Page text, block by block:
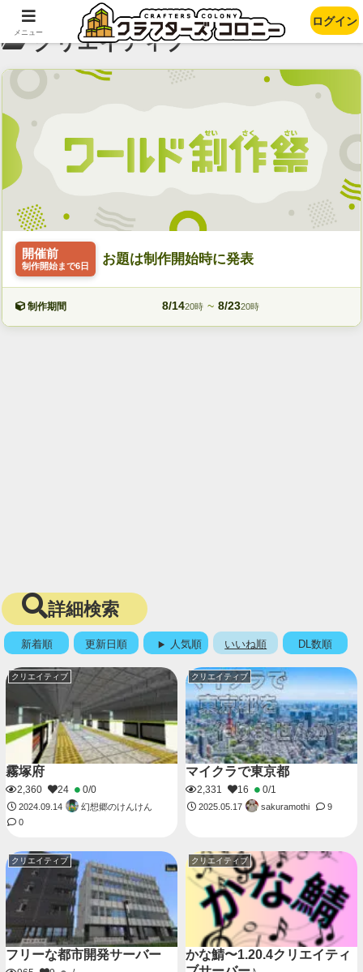
クリエイティブ
開催前
制作開始まで6日 お題は制作開始時に発表
制作期間 8/1420時 ~ 8/2320時
詳細検索
新着順 更新日順 人気順 いいね順 DL数順
クリエイティブ
霧塚府
2,360 24 0/0
2024.09.14
幻想郷のけんけん
0
クリエイティブ
マイクラで東京都
2,331 16 0/1
2025.05.17 sakuramothi 9
クリエイティブ
フリーな都市開発サーバー
クリエイティブ
かな鯖〜1.20.4クリエイティ
メニュー
ログイン